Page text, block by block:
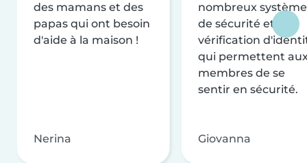
des mamans et des
papas qui ont besoin
d'aide à la maison !
Nerina
nombreux
de sécurité et de
vérification
qui permettent
membres de se
sentir en sécurité.
Giovanna